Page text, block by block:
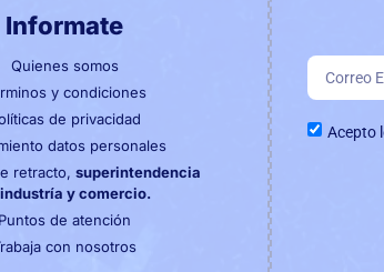
Informate
Quienes somos
y condiciones
de privacidad
datos personales
retracto,superintendencia
y comercio.
Puntos de atención
con nosotros
Acepto